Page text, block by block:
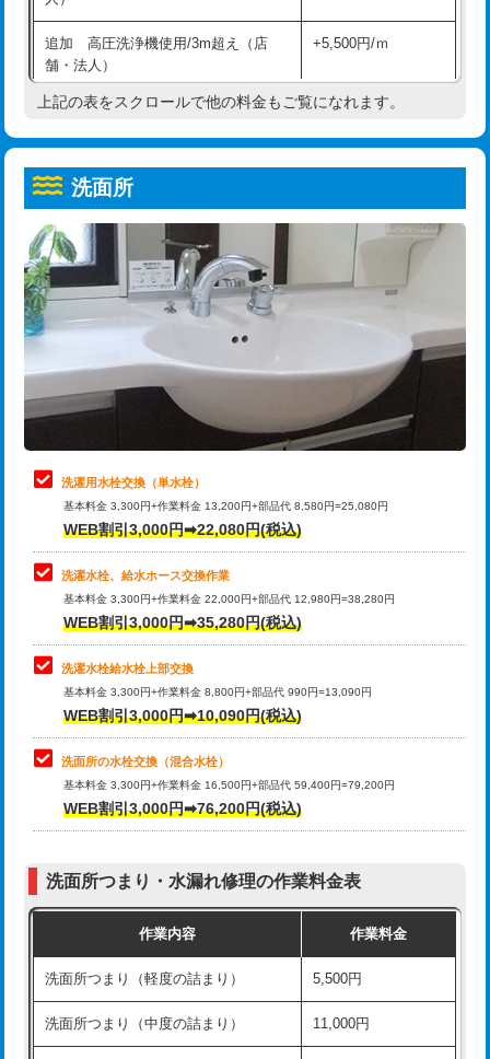
コンクリート斫り（厚さ10㎝超え）
モルタル補修（厚さ10㎝まで） 27,500円
モルタル補修（厚さ10㎝超え） 38,500円
洗面台設置 38,500円
追加人工
廃棄・処分 現場見積
※給水管工事は20mmまでの価格です。
給水管工事※（ホール加工)
給水管工事※（バンド止め) 3,300円
給水管工事※（支持金具設置) 5,500円
給水管工事※（保温材使用（バンド止
め込み）)
5,500円
給水管工事※（土の掘削・埋め戻し作
業)
11,000円
給水管工事※（塩ビ管（VP・HI）使
用/3ｍまで)
33,000円
給水管工事※（塩ビ管（VP・HI）使
用（追加）/3ｍ超え)
給水管工事※（ライニング鋼管・銅
管・ポリ管・HT管使用/3ｍまで)
44,000円
給水管工事※（ライニング鋼管・銅
管・ポリ管・HT管使用/3ｍ超え)
排水管工事（土の掘削・埋め戻し作
業）
排水管工事（排水管工事/3ｍまで） 55,000円
排水管工事（追加 排水管工事/3ｍ超
え）
マス交換（土の掘削・埋め戻し作業）
マス交換（深さ50㎝未満）
マス交換（深さ50㎝以上）
モルタル補修（厚さ10㎝まで） 27,500円
モルタル補修（厚さ10㎝超え） 38,500円
洗面台設置 38,500円
追加 高圧洗浄機使用/3m超え（店
舗・法人）
+5,500円/ｍ
高度高圧洗浄換 現地調査
トーラー機使用/3mまで
追加トーラー機使用/3m超え +3,300円
カメラ調査 33,000円
桝清掃
止水・漏水調査・防水処理・清掃・修
理・調整・分解・加工など（軽作業）
11,000円
止水・漏水調査・防水処理・清掃・修
理・調整・分解・加工など（中作業）
22,000円
止水・漏水調査・防水処理・清掃・修
理・調整・分解・加工など（重作業）
33,000円
キッチンタンク脱着
その他部品の脱着
交換・取付（タンク）
交換・取付(単水栓（壁付・デッキ
式）)
交換・取付(混合水栓（壁付・デッキ
式・ワンホール）)
16,500円+材料費
（P/S/ポップアップ））
交換・取付（その他部品） 11,000円+材料費
持込商品取付（単水栓） 13,200円
持込商品取付（混合水栓） 16,500円
持込商品取付（浄水器・分岐水栓） 16,500円
上記の表をスクロールで他の料金もご覧になれます。
洗面所
洗濯用水栓交換（単水栓）
基本料金 3,300円+作業料金 13,200円+部品代 8,580円=25,080円
WEB割引3,000円➡22,080円(税込)
洗濯水栓、給水ホース交換作業
基本料金 3,300円+作業料金 22,000円+部品代 12,980円=38,280円
WEB割引3,000円➡35,280円(税込)
洗濯水栓給水栓上部交換
基本料金 3,300円+作業料金 8,800円+部品代 990円=13,090円
WEB割引3,000円➡10,090円(税込)
洗面所の水栓交換（混合水栓）
基本料金 3,300円+作業料金 16,500円+部品代 59,400円=79,200円
WEB割引3,000円➡76,200円(税込)
洗面所つまり・水漏れ修理の作業料金表
作業内容 作業料金
洗面所つまり（軽度の詰まり） 5,500円
洗面所つまり（中度の詰まり） 11,000円